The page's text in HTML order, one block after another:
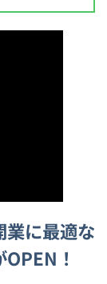
業に最適な
！